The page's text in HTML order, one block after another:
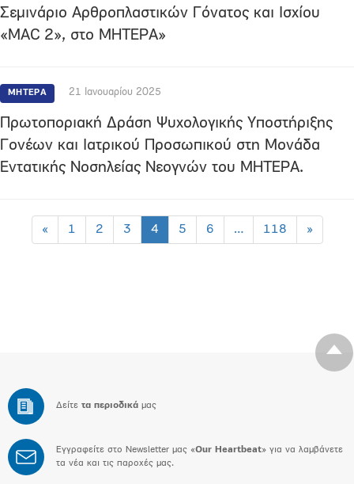
Σεμινάριο Αρθροπλαστικών Γόνατος και Ισχίου
«MAC 2», στο ΜΗΤΕΡΑ»
ΜΗΤΕΡΑ 21 Ιανουαρίου 2025
Πρωτοποριακή Δράση Ψυχολογικής Υποστήριξης
Γονέων και Ιατρικού Προσωπικού στη Μονάδα
Εντατικής Νοσηλείας Νεογνών του ΜΗΤΕΡΑ.
« 1 2 3 4 5 6 … 118 »
Δείτε τα περιοδικά μας
Εγγραφείτε στο Newsletter μας «Our Heartbeat» για να λαμβάνετε
τα νέα και τις παροχές μας.